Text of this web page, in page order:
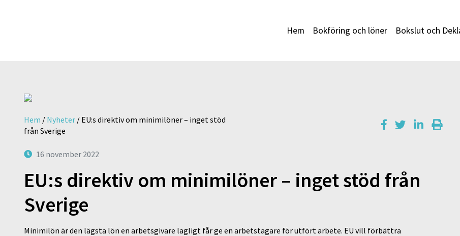
Hem Bokföring och löner Bokslut och
Hem / Nyheter / EU:s direktiv om minimilöner – inget stöd
från Sverige
16 november 2022
EU:s direktiv om minimilöner – inget stöd från
Sverige
Minimilön är den lägsta lön en arbetsgivare lagligt får ge en arbetstagare för utfört arbete. EU vill förbättra